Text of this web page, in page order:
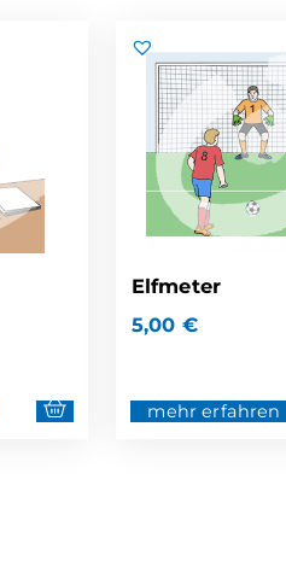
Elfmeter
5,00 €
mehr erfahren